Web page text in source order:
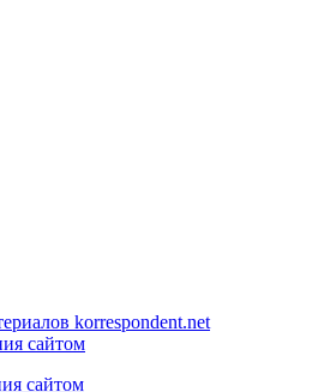
korrespondent.net
сайтом
сайтом